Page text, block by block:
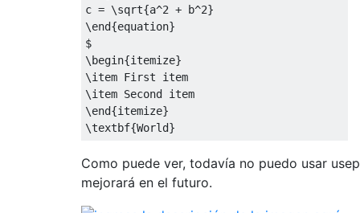
c = \sqrt{a^2 + b^2}
\end{equation}
$
\begin{itemize}
\item
\item
\end{itemize}
\textbf{World}
Como puede ver, todavía no puedo usar
mejorará en el futuro.